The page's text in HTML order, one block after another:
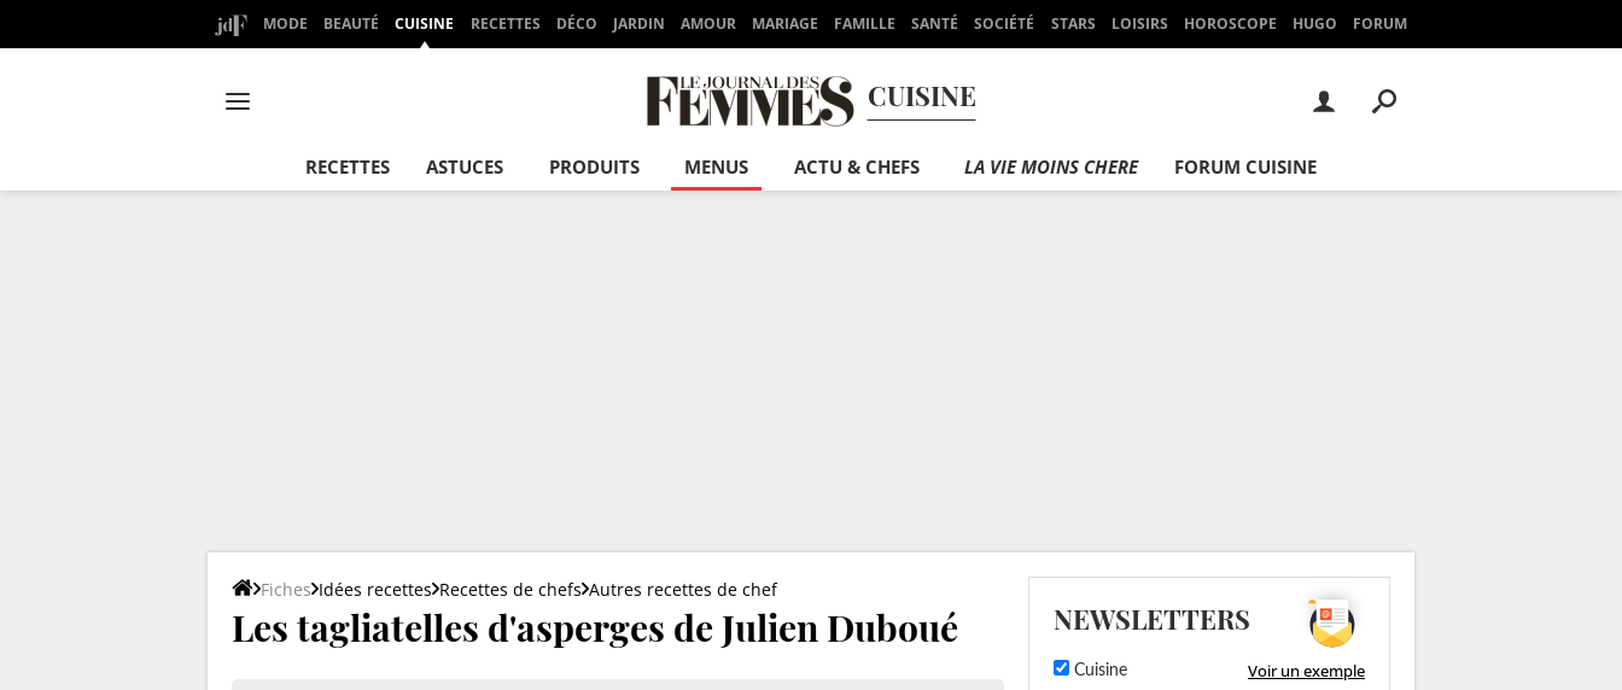
MODE BEAUTÉ CUISINE RECETTES DÉCO JARDIN AMOUR MARIAGE FAMILLE SANTÉ SOCIÉTÉ STARS LOISIRS HOROSCOPE HUGO FORUM
CUISINE
RECETTES ASTUCES PRODUITS MENUS ACTU & CHEFS LA VIE MOINS CHERE FORUM CUISINE
Fiches Idées recettes Recettes de chefs Autres recettes de chef
Les tagliatelles d'asperges de Julien Duboué NEWSLETTERS
Cuisine Voir un exemple